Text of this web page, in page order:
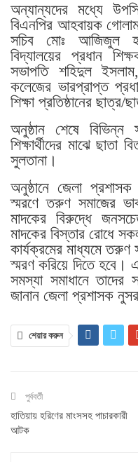
অন্যান্যদের মধ্যে
বিএনপির আহবায়ক
সচিব মোঃ আজিজুল
বিদ্যালয়ের প্রধান
সভাপতি শহিদুল
কলেজের ভারপ্রাপ্ত
শিক্ষা প্রতিষ্ঠানের ছাত্র/
অনুষ্ঠান শেষে
শিক্ষার্থীদের মাঝে
সুলতানা।
অনুষ্ঠানে জেলা
স্মরণে তরুণ সমাজের
মাদকের বিরুদ্ধে
মাদকের বিস্তার রোধে
কার্যক্রমের মাধ্যমে তরুণ
স্মরণ করিয়ে দিতে হবে।
সমস্যা সমাধানে
জানান জেলা প্রশাসক
শেয়ার করুন
পুর্ববর্তী
হাতিয়ায় হরিণের মাংসসহ পাচারকারী
আটক